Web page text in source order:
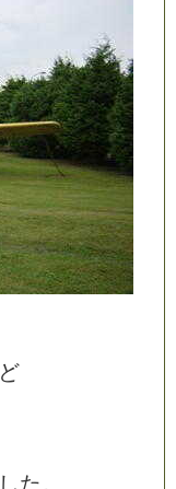
ど
した。